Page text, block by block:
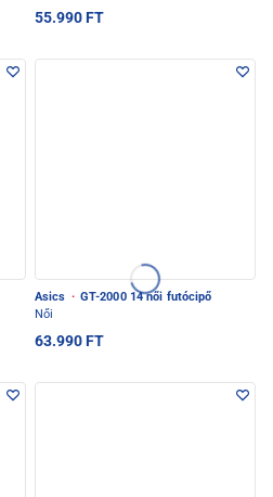
55.990 FT
Asics · GT-2000 14 női futócipő
Női
63.990 FT